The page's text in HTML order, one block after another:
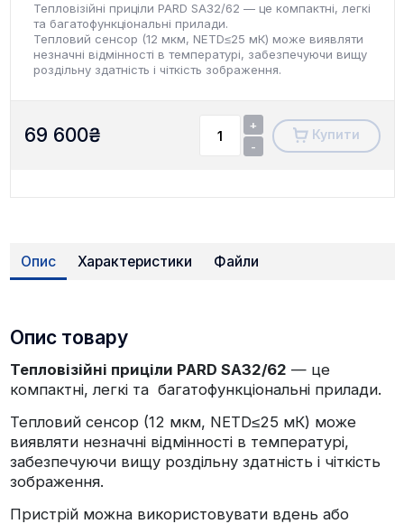
Тепловізійні приціли PARD SA32/62 — це компактні, легкі
та багатофункціональні прилади.
Тепловий сенсор (12 мкм, NETD≤25 мК) може виявляти
незначні відмінності в температурі, забезпечуючи вищу
роздільну здатність і чіткість зображення.
69 600₴
+
-
Купити
Опис Характеристики Файли
Опис товару
Тепловізійні приціли PARD SA32/62 — це
компактні, легкі та багатофункціональні прилади.
Тепловий сенсор (12 мкм, NETD≤25 мК) може
виявляти незначні відмінності в температурі,
забезпечуючи вищу роздільну здатність і чіткість
зображення.
Пристрій можна використовувати вдень або